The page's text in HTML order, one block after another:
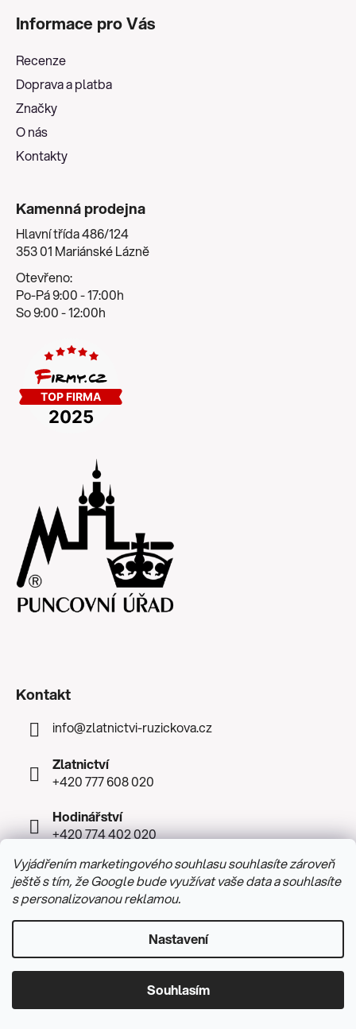
Vyjádřením marketingového souhlasu souhlasíte zároveň
ještě s tím, že Google bude využívat vaše data a souhlasíte
s personalizovanou reklamou.
Nastavení
Souhlasím
Informace pro Vás
Recenze
Doprava a platba
Značky
O nás
Kontakty
Kamenná prodejna
Hlavní třída 486/124
353 01 Mariánské Lázně
Otevřeno:
Po-Pá 9:00 - 17:00h
So 9:00 - 12:00h
Kontakt
info@zlatnictvi-ruzickova.cz
Zlatnictví
+420 777 608 020
Hodinářství
+420 774 402 020
Přijímáme online platby